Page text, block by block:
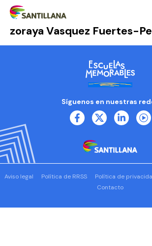
zoraya Vasquez Fuertes-
Síguenos en nuestras
Aviso legal Política de RRSS Política de
Contacto